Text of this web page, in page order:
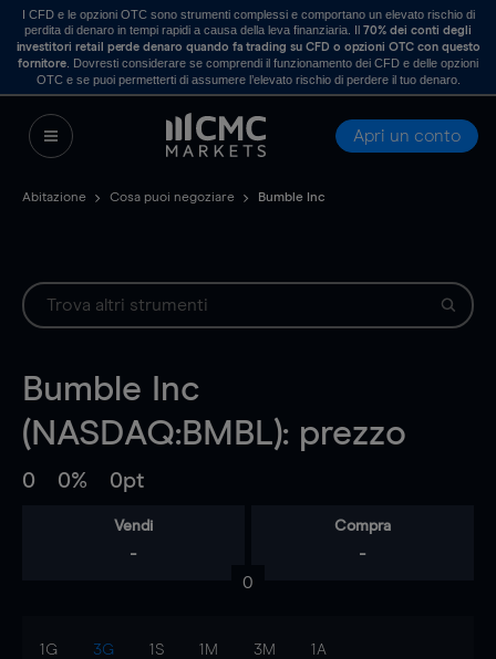
I CFD e le opzioni OTC sono strumenti complessi e comportano un elevato rischio di
perdita di denaro in tempi rapidi a causa della leva finanziaria. Il70% dei conti degli
investitori retail perde denaro quando fa trading su CFD o opzioni OTC con questo
fornitore . Dovresti considerare se comprendi il funzionamento dei CFD e delle opzioni
OTC e se puoi permetterti di assumere l’elevato rischio di perdere il tuo denaro.
Apri un conto
Abitazione Cosa puoi negoziare Bumble Inc
Bumble Inc
(NASDAQ:BMBL): prezzo
0 0% 0pt
Vendi
-
Compra
-
0
1G 3G 1S 1M 3M 1A